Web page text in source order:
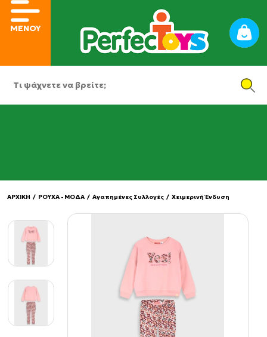
ΜΕΝΟΥ
ΑΡΧΙΚΗ / ΡΟΥΧΑ - ΜΟΔΑ / Αγαπημένες Συλλογές / Χειμερινή Ένδυση